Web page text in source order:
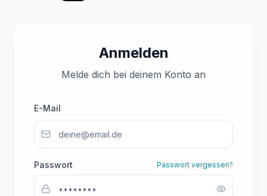
Anmelden
Melde dich bei deinem Konto an
E-Mail
Passwort Passwort vergessen?